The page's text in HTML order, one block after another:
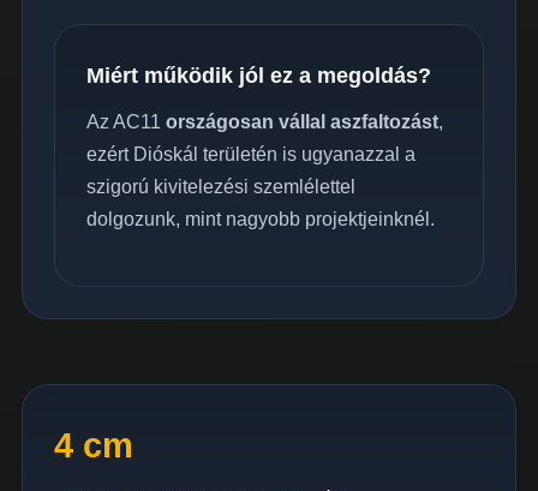
Miért működik jól ez a megoldás?
Az AC11 országosan vállal aszfaltozást,
ezért Dióskál területén is ugyanazzal a
szigorú kivitelezési szemlélettel
dolgozunk, mint nagyobb projektjeinknél.
4 cm